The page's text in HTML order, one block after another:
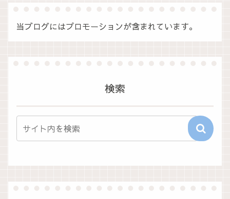
当ブログにはプロモーションが含まれています。
検索